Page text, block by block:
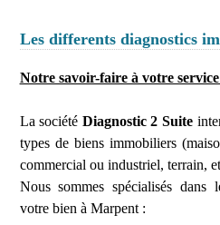
Les differents diagnostics
Notre savoir-faire à votre
La société Diagnostic 2 Suite
types de biens immobiliers
commercial ou industriel, terrain,
Nous sommes spécialisés dans
votre bien à Marpent :